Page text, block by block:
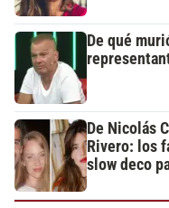
De qué
De Nicolás
Rivero: los
slow deco